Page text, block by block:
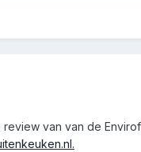
van van de